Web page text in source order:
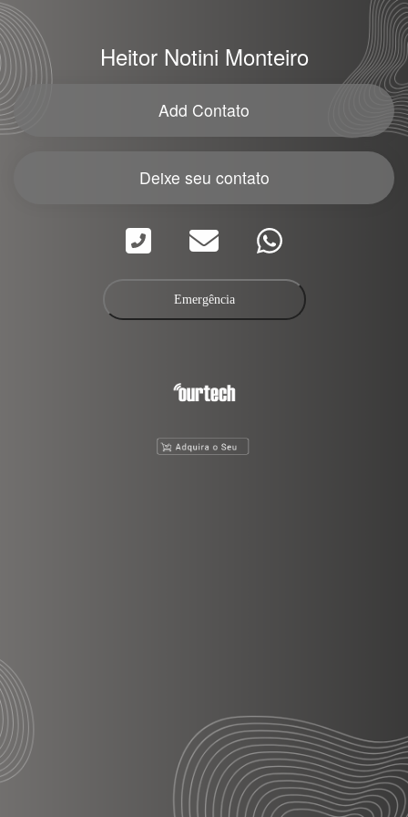
Heitor Notini Monteiro
Add Contato
Deixe seu contato
Emergência